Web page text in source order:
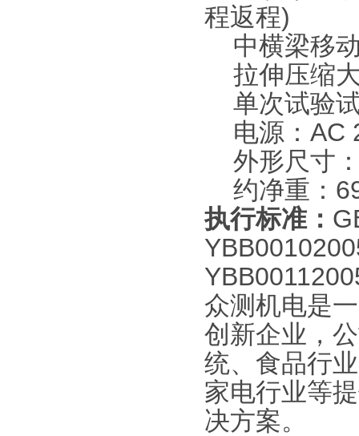
程返程)
中横梁移
拉伸压缩
单次试验
电源：AC
外形尺寸
约净重：
执行标准：
众测机电是
创新企业，
统、食品行
家电行业等
决方案。